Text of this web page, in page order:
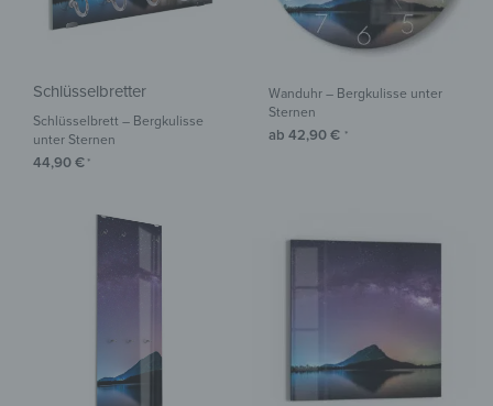
Schlüsselbretter
Schlüsselbrett – Bergkulisse
unter Sternen
44,90€ *
Wanduhr – Bergkulisse unter
Sternen
ab 42,90€ *